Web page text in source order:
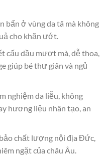
bẩn ở vùng da tã mà không
cho khăn ướt.
cấu dầu mượt mà, dễ thoa,
giúp bé thư giãn và ngủ
nghiệm da liễu, không
hương liệu nhân tạo, an
chất lượng nội địa Đức,
ngặt của châu Âu.